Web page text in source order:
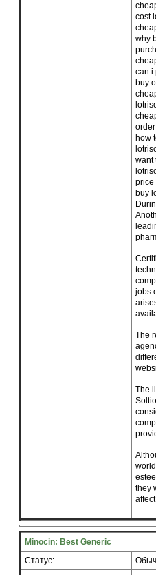
cost
why
can i
buy
how
want
price
buy
jobs
The
The
they
Minocin: Best Generic
Статус: